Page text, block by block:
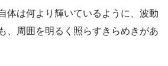
体は何より輝いているように、波動
、周囲を明るく照らすきらめきがあ